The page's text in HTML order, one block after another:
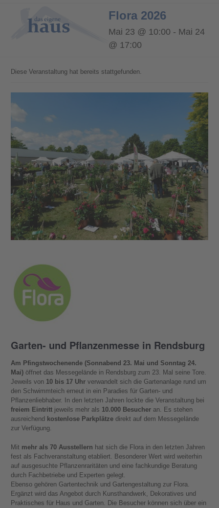
mobile
mobile
Flora 2026
Mai 23 @ 10:00 - Mai 24
@ 17:00
Diese Veranstaltung hat bereits stattgefunden.
Garten- und Pflanzenmesse in Rendsburg
Am Pfingstwochenende (Sonnabend 23. Mai und Sonntag 24.
Mai) öffnet das Messegelände in Rendsburg zum 23. Mal seine Tore.
Jeweils von 10 bis 17 Uhr verwandelt sich die Gartenanlage rund um
den Schwimmteich erneut in ein Paradies für Garten- und
Pflanzenliebhaber. In den letzten Jahren lockte die Veranstaltung bei
freiem Eintritt jeweils mehr als 10.000 Besucher an. Es stehen
ausreichend kostenlose Parkplätze direkt auf dem Messegelände
zur Verfügung.
Mit mehr als 70 Ausstellern hat sich die Flora in den letzten Jahren
fest als Fachveranstaltung etabliert. Besonderer Wert wird weiterhin
auf ausgesuchte Pflanzenraritäten und eine fachkundige Beratung
durch Fachbetriebe und Experten gelegt.
Ebenso gehören Gartentechnik und Gartengestaltung zur Flora.
Ergänzt wird das Angebot durch Kunsthandwerk, Dekoratives und
Praktisches für Haus und Garten. Die Besucher können sich über ein